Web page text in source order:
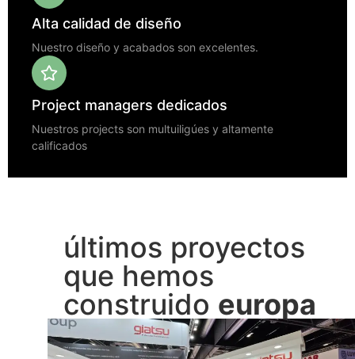
Alta calidad de diseño
Nuestro diseño y acabados son excelentes.
Project managers dedicados
Nuestros projects son multuiligúes y altamente
calificados
últimos proyectos
que hemos
construido europa